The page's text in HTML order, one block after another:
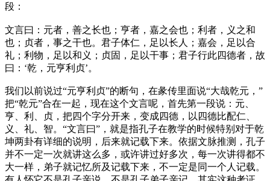
段：
文言曰：元者，善之长也；亨者，嘉之会也；利者，义之和
也；贞者，事之干也。君子体仁，足以长人；嘉会，足以合
礼；利物，足以和义；贞固，足以干事；君子行此四德者，故
曰：‘乾，元亨利贞’。
我们以前说过“元亨利贞”的断句，在彖传里面说“大哉乾元，”
把“乾元”合在一起，现在这个文言呢，首先第一段说：元、
亨、利、贞，把四个字分开来，变成四德，以四德比配仁、
义、礼、智。“文言曰”，就是指孔子在教学的时候特别对于乾
坤两卦有详细的说明，后来就记载下来。依据文脉推测，孔子
并不一定一次就讲这么多，或许讲过好多次，每一次讲得都不
大一样，弟子就记忆所及记载下来，不一定是同一个人记载。